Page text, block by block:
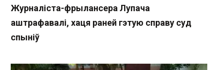
Журналіста-фрылансера Лупача
аштрафавалі, хаця раней гэтую справу суд
спыніў